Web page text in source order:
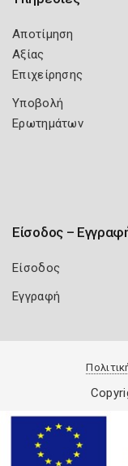
Αποτίμηση
Αξίας
Επιχείρησης
Υποβολή
Ερωτημάτων
Είσοδος –
Είσοδος
Εγγραφή